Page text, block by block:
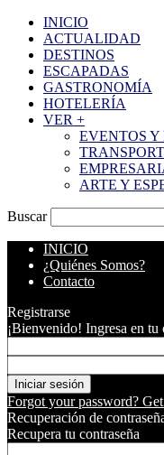
INICIO
ACTUALIDAD
DESTINOS
ESCAPADAS
GASTRONOMÍA
HOTELERÍA
VER +
EVENTOS Y
ARTE Y
Buscar
INICIO
¿Quiénes Somos?
Contacto
Registrarse
¡Bienvenido! Ingresa en tu
Forgot your password?
Recuperación de
Recupera tu contraseña